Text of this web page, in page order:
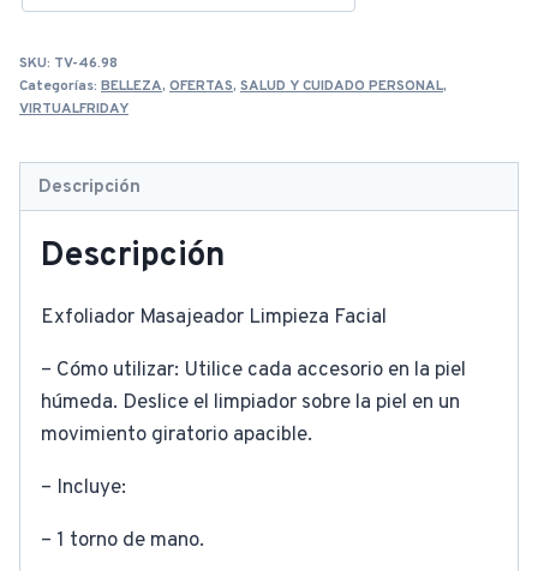
SKU: TV-46.98
Categorías: BELLEZA, OFERTAS, SALUD Y CUIDADO PERSONAL,
VIRTUALFRIDAY
Descripción
Descripción
Exfoliador Masajeador Limpieza Facial
– Cómo utilizar: Utilice cada accesorio en la piel
húmeda. Deslice el limpiador sobre la piel en un
movimiento giratorio apacible.
– Incluye:
– 1 torno de mano.